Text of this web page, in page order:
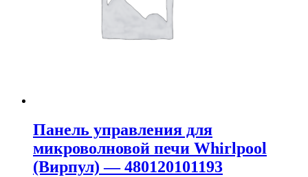
Панель управления для
микроволновой печи Whirlpool
(Вирпул) — 480120101193